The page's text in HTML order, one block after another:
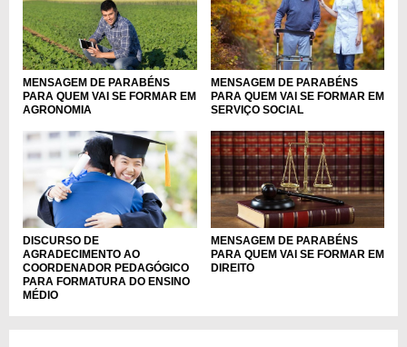
MENSAGEM DE PARABÉNS
PARA QUEM VAI SE FORMAR EM
AGRONOMIA
MENSAGEM DE PARABÉNS
PARA QUEM VAI SE FORMAR EM
SERVIÇO SOCIAL
DISCURSO DE
AGRADECIMENTO AO
COORDENADOR PEDAGÓGICO
PARA FORMATURA DO ENSINO
MÉDIO
MENSAGEM DE PARABÉNS
PARA QUEM VAI SE FORMAR EM
DIREITO